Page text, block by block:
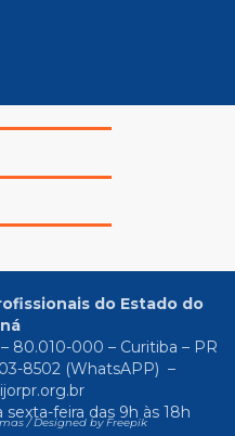
do Estado do
80.010-000 – Curitiba – PR
8502(WhatsAPP) –
feira das 9h às 18h
/Designed by Freepik